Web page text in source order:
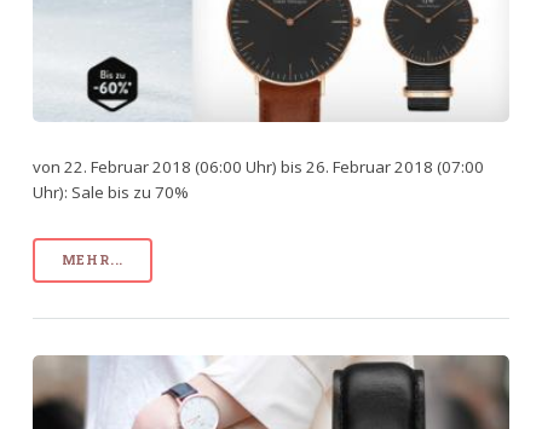
von 22. Februar 2018 (06:00 Uhr) bis 26. Februar 2018 (07:00
Uhr): Sale bis zu 70%
MEHR...